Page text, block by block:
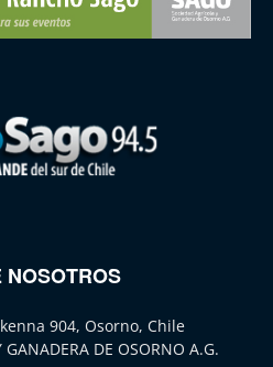
NOSOTROS
904, Osorno, Chile
GANADERA DE OSORNO A.G.